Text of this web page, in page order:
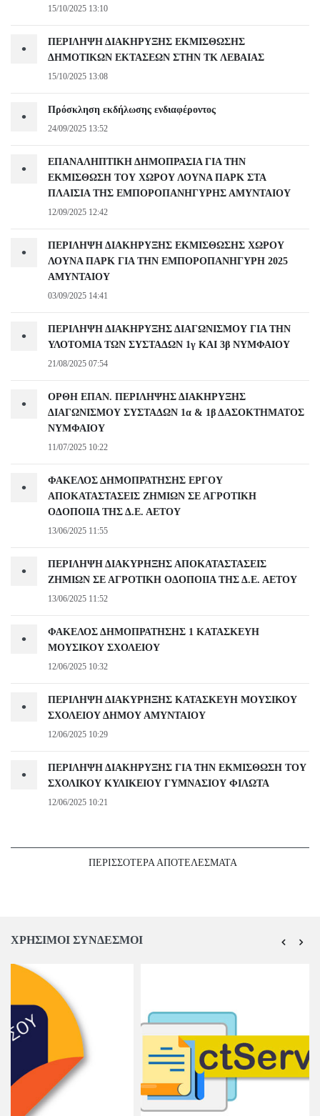
15/10/2025 13:10
•
ΠΕΡΙΛΗΨΗ ΔΙΑΚΗΡΥΞΗΣ ΕΚΜΙΣΘΩΣΗΣ
ΔΗΜΟΤΙΚΩΝ ΕΚΤΑΣΕΩΝ ΣΤΗΝ ΤΚ ΛΕΒΑΙΑΣ
15/10/2025 13:08
• Πρόσκληση εκδήλωσης ενδιαφέροντος
24/09/2025 13:52
•
ΕΠΑΝΑΛΗΠΤΙΚΗ ΔΗΜΟΠΡΑΣΙΑ ΓΙΑ ΤΗΝ
ΕΚΜΙΣΘΩΣΗ ΤΟΥ ΧΩΡΟΥ ΛΟΥΝΑ ΠΑΡΚ ΣΤΑ
ΠΛΑΙΣΙΑ ΤΗΣ ΕΜΠΟΡΟΠΑΝΗΓΥΡΗΣ ΑΜΥΝΤΑΙΟΥ
12/09/2025 12:42
•
ΠΕΡΙΛΗΨΗ ΔΙΑΚΗΡΥΞΗΣ ΕΚΜΙΣΘΩΣΗΣ ΧΩΡΟΥ
ΛΟΥΝΑ ΠΑΡΚ ΓΙΑ ΤΗΝ ΕΜΠΟΡΟΠΑΝΗΓΥΡΗ 2025
ΑΜΥΝΤΑΙΟΥ
03/09/2025 14:41
•
ΠΕΡΙΛΗΨΗ ΔΙΑΚΗΡΥΞΗΣ ΔΙΑΓΩΝΙΣΜΟΥ ΓΙΑ ΤΗΝ
ΥΛΟΤΟΜΙΑ ΤΩΝ ΣΥΣΤΑΔΩΝ 1γ ΚΑΙ 3β ΝΥΜΦΑΙΟΥ
21/08/2025 07:54
•
ΟΡΘΗ ΕΠΑΝ. ΠΕΡΙΛΗΨΗΣ ΔΙΑΚΗΡΥΞΗΣ
ΔΙΑΓΩΝΙΣΜΟΥ ΣΥΣΤΑΔΩΝ 1α & 1β ΔΑΣΟΚΤΗΜΑΤΟΣ
ΝΥΜΦΑΙΟΥ
11/07/2025 10:22
•
ΦΑΚΕΛΟΣ ΔΗΜΟΠΡΑΤΗΣΗΣ ΕΡΓΟΥ
ΑΠΟΚΑΤΑΣΤΑΣΕΙΣ ΖΗΜΙΩΝ ΣΕ ΑΓΡΟΤΙΚΗ
ΟΔΟΠΟΙΙΑ ΤΗΣ Δ.Ε. ΑΕΤΟΥ
13/06/2025 11:55
•
ΠΕΡΙΛΗΨΗ ΔΙΑΚΥΡΗΞΗΣ ΑΠΟΚΑΤΑΣΤΑΣΕΙΣ
ΖΗΜΙΩΝ ΣΕ ΑΓΡΟΤΙΚΗ ΟΔΟΠΟΙΙΑ ΤΗΣ Δ.Ε. ΑΕΤΟΥ
13/06/2025 11:52
•
ΦΑΚΕΛΟΣ ΔΗΜΟΠΡΑΤΗΣΗΣ 1 ΚΑΤΑΣΚΕΥΗ
ΜΟΥΣΙΚΟΥ ΣΧΟΛΕΙΟΥ
12/06/2025 10:32
•
ΠΕΡΙΛΗΨΗ ΔΙΑΚΥΡΗΞΗΣ ΚΑΤΑΣΚΕΥΗ ΜΟΥΣΙΚΟΥ
ΣΧΟΛΕΙΟΥ ΔΗΜΟΥ ΑΜΥΝΤΑΙΟΥ
12/06/2025 10:29
•
ΠΕΡΙΛΗΨΗ ΔΙΑΚΗΡΥΞΗΣ ΓΙΑ ΤΗΝ ΕΚΜΙΣΘΩΣΗ ΤΟΥ
ΣΧΟΛΙΚΟΥ ΚΥΛΙΚΕΙΟΥ ΓΥΜΝΑΣΙΟΥ ΦΙΛΩΤΑ
12/06/2025 10:21
ΠΕΡΙΣΣΟΤΕΡΑ ΑΠΟΤΕΛΕΣΜΑΤΑ
ΧΡΗΣΙΜΟΙ ΣΥΝΔΕΣΜΟΙ